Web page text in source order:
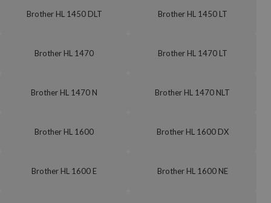
Brother HL 1450 DLT Brother HL 1450 LT
Brother HL 1470 Brother HL 1470 LT
Brother HL 1470 N Brother HL 1470 NLT
Brother HL 1600 Brother HL 1600 DX
Brother HL 1600 E Brother HL 1600 NE